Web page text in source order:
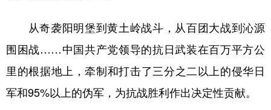
从奇袭阳明堡到黄土岭战斗，从百团大战到沁源
围困战……中国共产党领导的抗日武装在百万平方公
里的根据地上，牵制和打击了三分之二以上的侵华日
军和95%以上的伪军，为抗战胜利作出决定性贡献。